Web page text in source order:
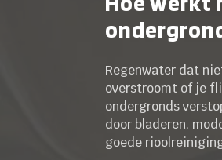
Regenwater dat
overstroomt of je
ondergronds
door bladeren,
goede